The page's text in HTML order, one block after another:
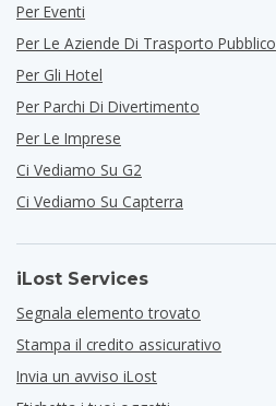
Per Eventi
Per Le Aziende Di Trasporto Pubblico
Per Gli Hotel
Per Parchi Di Divertimento
Per Le Imprese
Ci Vediamo Su G2
Ci Vediamo Su Capterra
iLost Services
Segnala elemento trovato
Stampa il credito assicurativo
Invia un avviso iLost